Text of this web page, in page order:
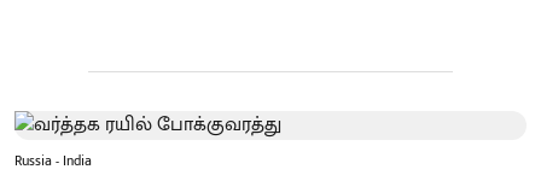
Russia - India